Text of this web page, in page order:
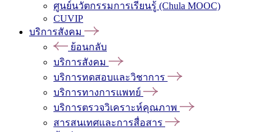
ศูนย์นวัตกรรมการเรียนรู้ (Chula MOOC)
CUVIP
บริการสังคม
ย้อนกลับ
บริการสังคม
บริการทดสอบและวิชาการ
บริการทางการแพทย์
บริการตรวจวิเคราะห์คุณภาพ
สารสนเทศและการสื่อสาร